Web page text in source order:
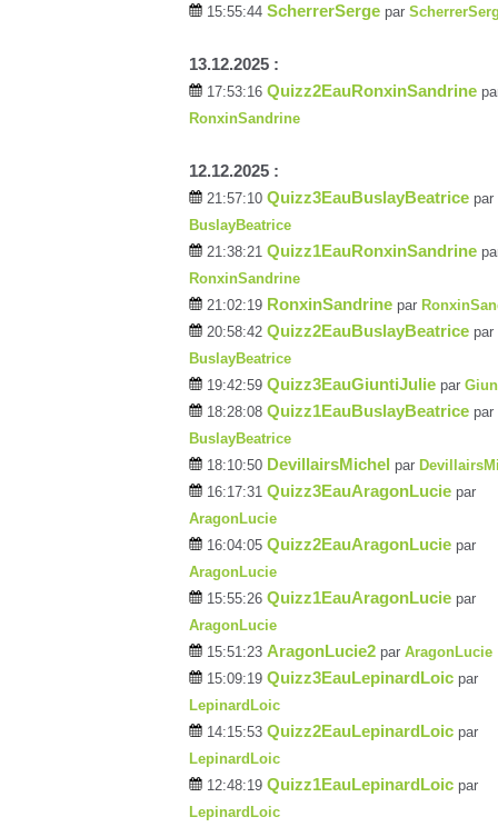
15:55:44 ScherrerSerge par
13.12.2025 :
17:53:16 Quizz2EauRonxinSandrine
RonxinSandrine
12.12.2025 :
21:57:10 Quizz3EauBuslayBeatrice par
BuslayBeatrice
21:38:21 Quizz1EauRonxinSandrine
RonxinSandrine
21:02:19 RonxinSandrine par
20:58:42 Quizz2EauBuslayBeatrice par
BuslayBeatrice
19:42:59 Quizz3EauGiuntiJulie par
18:28:08 Quizz1EauBuslayBeatrice par
BuslayBeatrice
18:10:50 DevillairsMichel par
16:17:31 Quizz3EauAragonLucie par
AragonLucie
16:04:05 Quizz2EauAragonLucie par
AragonLucie
15:55:26 Quizz1EauAragonLucie par
AragonLucie
15:51:23 AragonLucie2 par AragonLucie
15:09:19 Quizz3EauLepinardLoic par
LepinardLoic
14:15:53 Quizz2EauLepinardLoic par
LepinardLoic
12:48:19 Quizz1EauLepinardLoic par
LepinardLoic